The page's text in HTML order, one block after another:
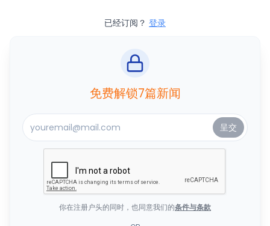
已经订阅？ 登录
免费解锁7篇新闻
你在注册户头的同时，也同意我们的条件与条款